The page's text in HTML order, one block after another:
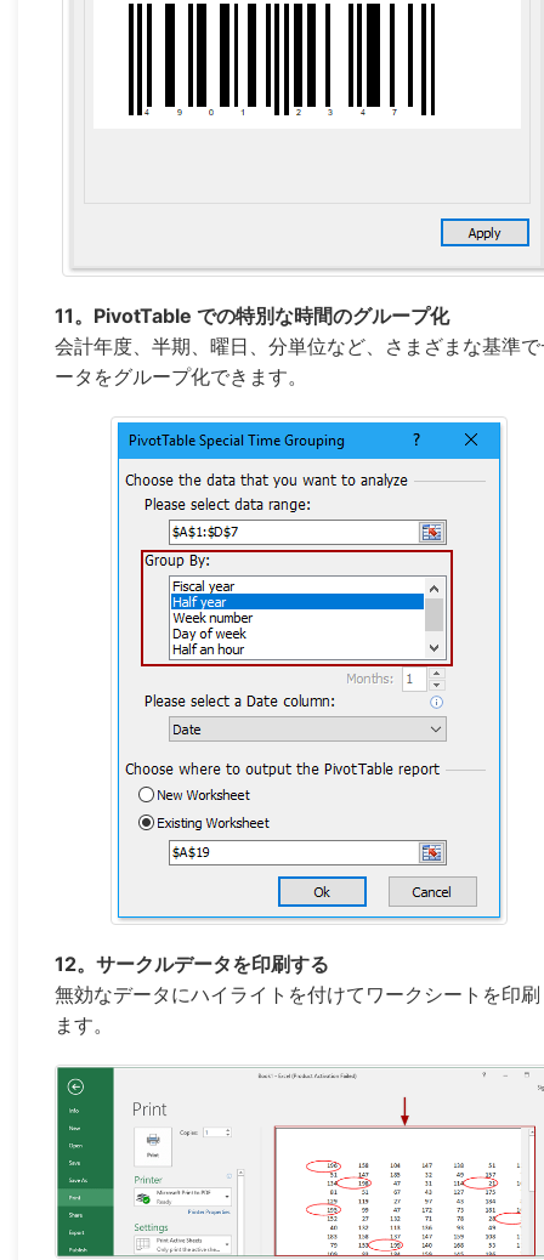
11。PivotTable での特別な時間のグループ化
会計年度、半期、曜日、分単位など、さまざまな基準
ータをグループ化できます。
12。サークルデータを印刷する
無効なデータにハイライトを付けてワークシートを印
ます。